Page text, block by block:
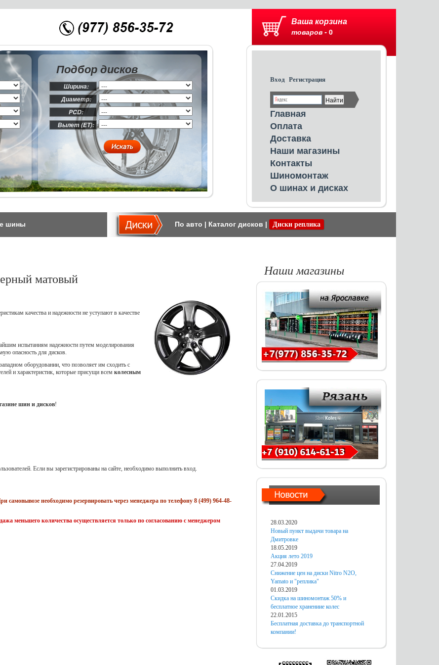
Ваша корзина
товаров - 0
Вход Регистрация
Главная
Оплата
Доставка
Наши магазины
Контакты
Шиномонтаж
О шинах и дисках
Подбор дисков
Ширина:
Диаметр:
PCD:
Вылет (ET):
шины По авто | Каталог дисков | Диски реплика
матовый
качества и надежности не уступают в качестве
испытаниям надежности путем моделирования
опасность для дисков.
оборудовании, что позволяет им сходить с
и характеристик, которые присущи всем колесным
шин и дисков!
Если вы зарегистрированы на сайте, необходимо выполнить вход.
самовывозе необходимо резервировать через менеджера по телефону 8 (499) 964-48-
меньшего количества осуществляется только по согласованию с менеджером
Наши магазины
28.03.2020
Новый пункт выдачи товара на
Дмитровке
18.05.2019
Акция лето 2019
27.04.2019
Снижение цен на диски Nitro N2O,
Yamato и "реплика"
01.03.2019
Скидка на шиномонтаж 50% и
бесплатное хранениие колес
22.01.2015
Бесплатная доставка до транспортной
компании!